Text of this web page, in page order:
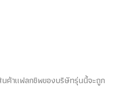
ค้าแฟลกชิพของบริษัทรุ่นนี้จะถูก